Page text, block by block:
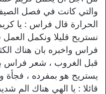
والتي كانت في فصل
الحرارة قال فراس : يا
نستريح قليلا ونكمل
فراس واخبره بان هناك
قبل الغروب ، شعر فراس
يستريح هو بمفرده ، فجأة
قائلا : يا الهي هناك الم